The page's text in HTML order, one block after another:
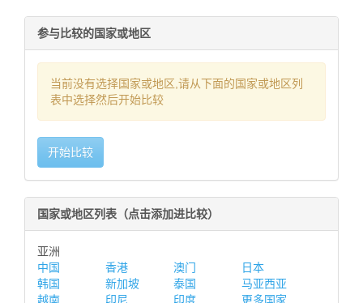
参与比较的国家或地区
当前没有选择国家或地区,请从下面的国家或地区列
表中选择然后开始比较
开始比较
国家或地区列表（点击添加进比较）
亚洲
中国
香港 澳门
日本
韩国
新加坡 泰国
马亚西亚
越南
印尼 印度
更多国家...